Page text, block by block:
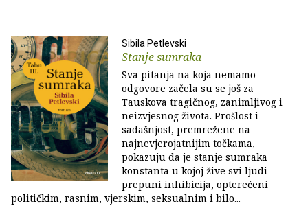
Sibila Petlevski
Stanje sumraka
Sva pitanja na koja nemamo
odgovore začela su se još za
Tauskova tragičnog, zanimljivog i
neizvjesnog života. Prošlost i
sadašnjost, premrežene na
najnevjerojatnijim točkama,
pokazuju da je stanje sumraka
konstanta u kojoj žive svi ljudi
prepuni inhibicija, opterećeni
političkim, rasnim, vjerskim, seksualnim i bilo...